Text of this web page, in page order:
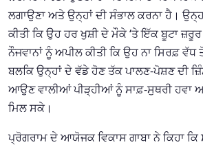
ਲਗਾਉਣਾ ਅਤੇ ਉਨ੍ਹਾਂ ਦੀ ਸੰਭਾਲ ਕਰਨਾ ਹੈ।
ਕੀਤੀ ਕਿ ਉਹ ਹਰ ਖੁਸ਼ੀ ਦੇ ਮੌਕੇ ‘ਤੇ ਇੱਕ ਬੂਟਾ
ਨੌਜਵਾਨਾਂ ਨੂੰ ਅਪੀਲ ਕੀਤੀ ਕਿ ਉਹ ਨਾ ਸਿਰਫ਼
ਬਲਕਿ ਉਨ੍ਹਾਂ ਦੇ ਵੱਡੇ ਹੋਣ ਤੱਕ ਪਾਲਣ-ਪੋਸ਼ਣ ਦੀ
ਆਉਣ ਵਾਲੀਆਂ ਪੀੜ੍ਹੀਆਂ ਨੂੰ ਸਾਫ਼-ਸੁਥਰੀ ਹਵਾ
ਮਿਲ ਸਕੇ।
ਪ੍ਰੋਗਰਾਮ ਦੇ ਆਯੋਜਕ ਵਿਕਾਸ ਗਾਬਾ ਨੇ ਕਿਹਾ